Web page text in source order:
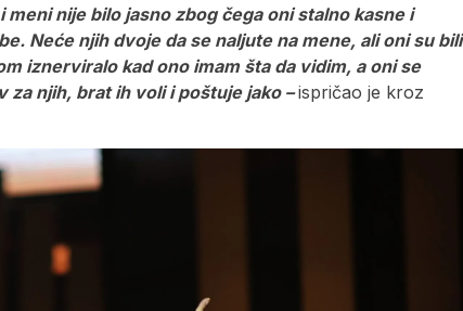
nije bilo jasno zbog čega oni stalno kasne i
Neće njih dvoje da se naljute na mene, ali oni su bili
iznerviralo kad ono imam šta da vidim, a oni se
za njih, brat ih voli i poštuje jako –ispričao je kroz